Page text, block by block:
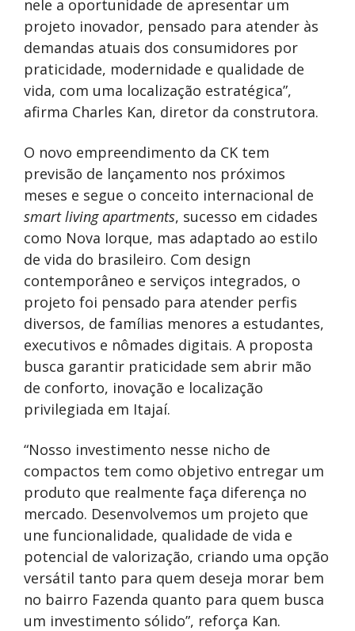
nele a oportunidade de apresentar um
projeto inovador, pensado para atender às
demandas atuais dos consumidores por
praticidade, modernidade e qualidade de
vida, com uma localização estratégica”,
afirma Charles Kan, diretor da construtora.
O novo empreendimento da CK tem
previsão de lançamento nos próximos
meses e segue o conceito internacional de
smart living apartments, sucesso em cidades
como Nova Iorque, mas adaptado ao estilo
de vida do brasileiro. Com design
contemporâneo e serviços integrados, o
projeto foi pensado para atender perfis
diversos, de famílias menores a estudantes,
executivos e nômades digitais. A proposta
busca garantir praticidade sem abrir mão
de conforto, inovação e localização
privilegiada em Itajaí.
“Nosso investimento nesse nicho de
compactos tem como objetivo entregar um
produto que realmente faça diferença no
mercado. Desenvolvemos um projeto que
une funcionalidade, qualidade de vida e
potencial de valorização, criando uma opção
versátil tanto para quem deseja morar bem
no bairro Fazenda quanto para quem busca
um investimento sólido”, reforça Kan.